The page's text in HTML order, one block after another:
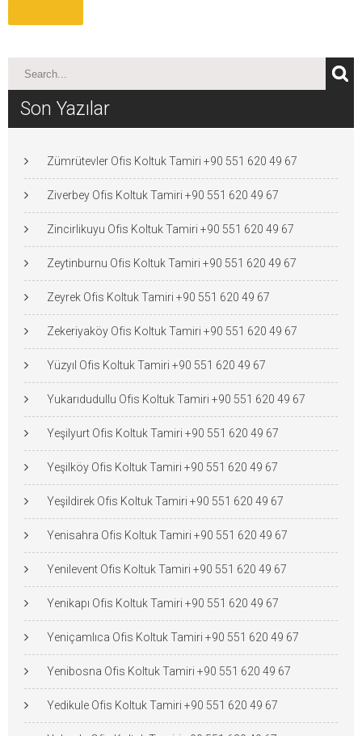
Son Yazılar
Zümrütevler Ofis Koltuk Tamiri +90 551 620 49 67
Ziverbey Ofis Koltuk Tamiri +90 551 620 49 67
Zincirlikuyu Ofis Koltuk Tamiri +90 551 620 49 67
Zeytinburnu Ofis Koltuk Tamiri +90 551 620 49 67
Zeyrek Ofis Koltuk Tamiri +90 551 620 49 67
Zekeriyaköy Ofis Koltuk Tamiri +90 551 620 49 67
Yüzyıl Ofis Koltuk Tamiri +90 551 620 49 67
Yukarıdudullu Ofis Koltuk Tamiri +90 551 620 49 67
Yeşilyurt Ofis Koltuk Tamiri +90 551 620 49 67
Yeşilköy Ofis Koltuk Tamiri +90 551 620 49 67
Yeşildirek Ofis Koltuk Tamiri +90 551 620 49 67
Yenisahra Ofis Koltuk Tamiri +90 551 620 49 67
Yenilevent Ofis Koltuk Tamiri +90 551 620 49 67
Yenikapı Ofis Koltuk Tamiri +90 551 620 49 67
Yeniçamlıca Ofis Koltuk Tamiri +90 551 620 49 67
Yenibosna Ofis Koltuk Tamiri +90 551 620 49 67
Yedikule Ofis Koltuk Tamiri +90 551 620 49 67